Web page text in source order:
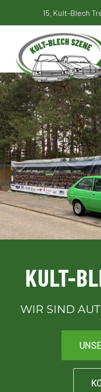
Inhalt
springen
15. Kult-Blech Treffen
Home
Termine
Bildergalerie
Kultbleche
Blog
Kontakt
Kult-Blech-Shop für
KULT-
WIR SIND